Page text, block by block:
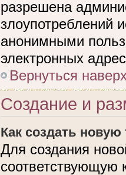
разрешена
злоупотреблений
анонимными
электронных
Вернуться
Создание и
Как создать новую
Для создания
соответствующую